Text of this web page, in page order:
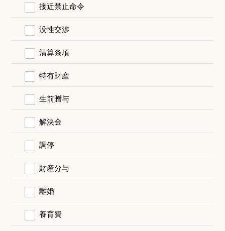
接近禁止命令
没性交渉
清算条項
特有財産
生前贈与
解決金
調停
財産分与
離婚
養育費